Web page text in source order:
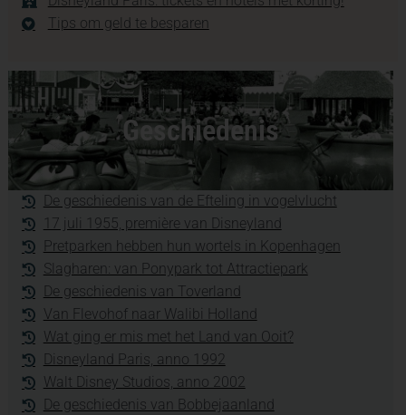
Tips om geld te besparen
Geschiedenis
De geschiedenis van de Efteling in vogelvlucht
17 juli 1955, première van Disneyland
Pretparken hebben hun wortels in Kopenhagen
Slagharen: van Ponypark tot Attractiepark
De geschiedenis van Toverland
Van Flevohof naar Walibi Holland
Wat ging er mis met het Land van Ooit?
Disneyland Paris, anno 1992
Walt Disney Studios, anno 2002
De geschiedenis van Bobbejaanland